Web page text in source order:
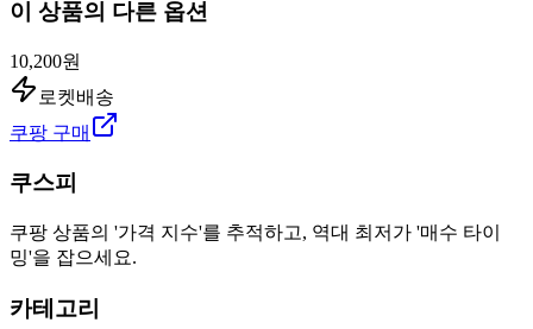
이 상품의 다른 옵션
10,200원
로켓배송
쿠팡 구매
쿠스피
쿠팡 상품의 '가격 지수'를 추적하고, 역대 최저가 '매수 타이
밍'을 잡으세요.
카테고리